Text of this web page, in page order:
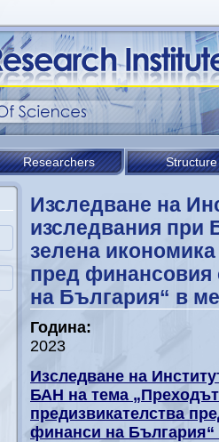
Researchers Structure
Изследване на
изследвания при
зелена
пред финансовия
на България“ в
Година:
2023
Изследване на
БАН на тема
предизвикателства
финанси на България“